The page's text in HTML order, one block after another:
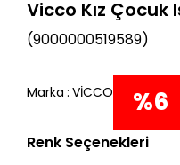
Vicco Kız Çocuk
(9000000519589)
Marka : VİCCO %6
Renk Seçenekleri